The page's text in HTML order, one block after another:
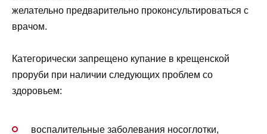
желательно предварительно проконсультироваться с
врачом.
Категорически запрещено купание в крещенской
проруби при наличии следующих проблем со
здоровьем:
воспалительные заболевания носоглотки,